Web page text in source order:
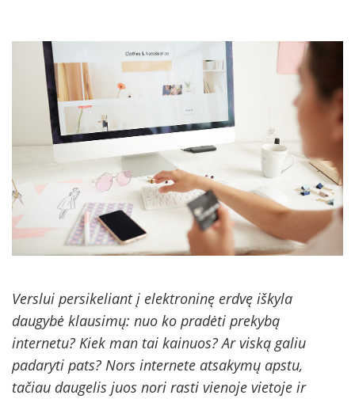
Verslui persikeliant į elektroninę erdvę iškyla
daugybė klausimų: nuo ko pradėti prekybą
internetu? Kiek man tai kainuos? Ar viską galiu
padaryti pats? Nors internete atsakymų apstu,
tačiau daugelis juos nori rasti vienoje vietoje ir